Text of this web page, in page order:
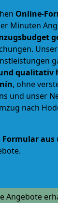
Online-
Minuten
qualitativ
, ohne
und unser
nach
Formular aus
Angebote